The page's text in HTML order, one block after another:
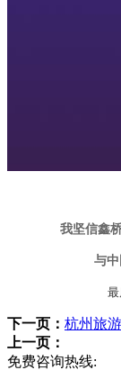
我坚信鑫
与
下一页： 杭州旅
上一页：
免费咨询热线: